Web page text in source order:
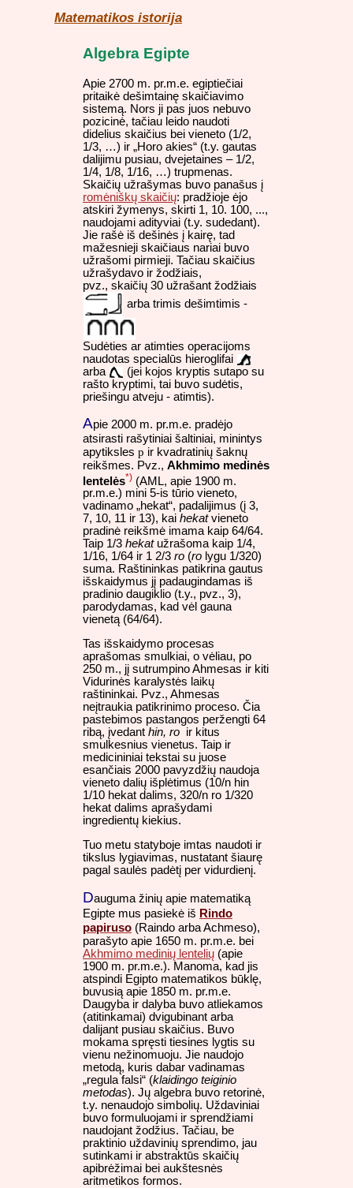
Matematikos istorija
Algebra Egipte
Apie 2700 m. pr.m.e. egiptiečiai
pritaikė dešimtainę skaičiavimo
sistemą. Nors ji pas juos nebuvo
pozicinė, tačiau leido naudoti
didelius skaičius bei vieneto (1/2,
1/3, …) ir „Horo akies“ (t.y. gautas
dalijimu pusiau, dvejetaines – 1/2,
1/4, 1/8, 1/16, …) trupmenas.
Skaičių užrašymas buvo panašus į
romėniškų skaičių: pradžioje ėjo
atskiri žymenys, skirti 1, 10. 100, ...,
naudojami adityviai (t.y. sudedant).
Jie rašė iš dešinės į kairę, tad
mažesnieji skaičiaus nariai buvo
užrašomi pirmieji. Tačiau skaičius
užrašydavo ir žodžiais,
pvz., skaičių 30 užrašant žodžiais
arba trimis dešimtimis -
Sudėties ar atimties operacijoms
naudotas specialūs hieroglifai
arba
(jei kojos kryptis sutapo su
rašto kryptimi, tai buvo sudėtis,
priešingu atveju - atimtis).
Apie 2000 m. pr.m.e. pradėjo
atsirasti rašytiniai šaltiniai, minintys
apytiksles p ir kvadratinių šaknų
reikšmes. Pvz., Akhmimo medinės
lentelės*) (AML, apie 1900 m.
pr.m.e.) mini 5-is tūrio vieneto,
vadinamo „hekat“, padalijimus (į 3,
7, 10, 11 ir 13), kai hekatvieneto
pradinė reikšmė imama kaip 64/64.
Taip 1/3 hekatužrašoma kaip 1/4,
1/16, 1/64 ir 1 2/3 ro (ro lygu 1/320)
suma. Raštininkas patikrina gautus
išskaidymus jį padaugindamas iš
pradinio daugiklio (t.y., pvz., 3),
parodydamas, kad vėl gauna
vienetą (64/64).
Tas išskaidymo procesas
aprašomas smulkiai, o vėliau, po
250 m., jį sutrumpino Ahmesas ir kiti
Vidurinės karalystės laikų
raštininkai. Pvz., Ahmesas
neįtraukia patikrinimo proceso. Čia
pastebimos pastangos peržengti 64
ribą, įvedant hin, ro ir kitus
smulkesnius vienetus. Taip ir
medicininiai tekstai su juose
esančiais 2000 pavyzdžių naudoja
vieneto dalių išplėtimus (10/n hin
1/10 hekat dalims, 320/n ro 1/320
hekat dalims aprašydami
ingredientų kiekius.
Tuo metu statyboje imtas naudoti ir
tikslus lygiavimas, nustatant šiaurę
pagal saulės padėtį per vidurdienį.
Dauguma žinių apie matematiką
Egipte mus pasiekė iš Rindo
papiruso (Raindo arba Achmeso),
parašyto apie 1650 m. pr.m.e. bei
Akhmimo medinių lentelių (apie
1900 m. pr.m.e.). Manoma, kad jis
atspindi Egipto matematikos būklę,
buvusią apie 1850 m. pr.m.e.
Daugyba ir dalyba buvo atliekamos
(atitinkamai) dvigubinant arba
dalijant pusiau skaičius. Buvo
mokama spręsti tiesines lygtis su
vienu nežinomuoju. Jie naudojo
metodą, kuris dabar vadinamas
„regula falsi“ (klaidingo teiginio
metodas). Jų algebra buvo retorinė,
t.y. nenaudojo simbolių. Uždaviniai
buvo formuluojami ir sprendžiami
naudojant žodžius. Tačiau, be
praktinio uždavinių sprendimo, jau
sutinkami ir abstraktūs skaičių
apibrėžimai bei aukštesnės
aritmetikos formos.